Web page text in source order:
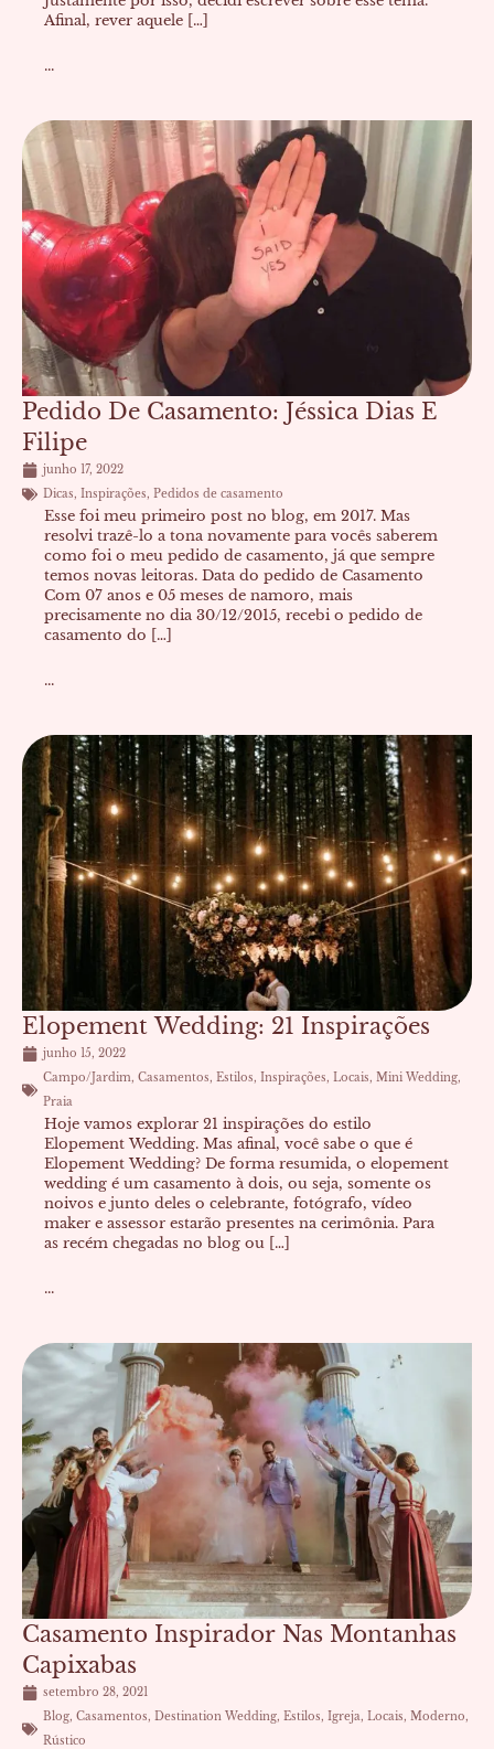
Afinal, rever aquele […]
...
Pedido De Casamento: Jéssica Dias E
Filipe
junho 17, 2022
Dicas, Inspirações, Pedidos de casamento
Esse foi meu primeiro post no blog, em 2017. Mas
resolvi trazê-lo a tona novamente para vocês saberem
como foi o meu pedido de casamento, já que sempre
temos novas leitoras. Data do pedido de Casamento
Com 07 anos e 05 meses de namoro, mais
precisamente no dia 30/12/2015, recebi o pedido de
casamento do […]
...
Elopement Wedding: 21 Inspirações
junho 15, 2022
Campo/Jardim, Casamentos, Estilos, Inspirações, Locais, Mini Wedding,
Praia
Hoje vamos explorar 21 inspirações do estilo
Elopement Wedding. Mas afinal, você sabe o que é
Elopement Wedding? De forma resumida, o elopement
wedding é um casamento à dois, ou seja, somente os
noivos e junto deles o celebrante, fotógrafo, vídeo
maker e assessor estarão presentes na cerimônia. Para
as recém chegadas no blog ou […]
...
Casamento Inspirador Nas Montanhas
Capixabas
setembro 28, 2021
Blog, Casamentos, Destination Wedding, Estilos, Igreja, Locais, Moderno,
Rústico